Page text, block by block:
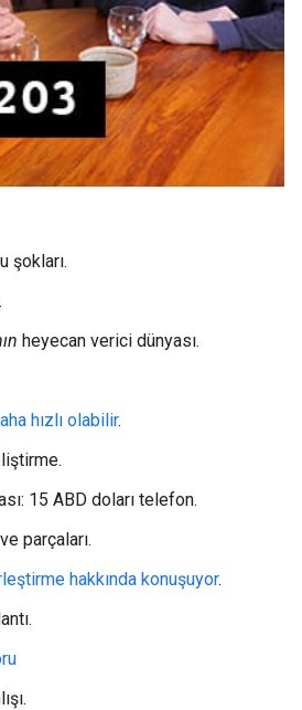
şokları.
heyecan verici dünyası.
hızlı olabilir.
15 ABD doları telefon.
parçaları.
hakkında konuşuyor.